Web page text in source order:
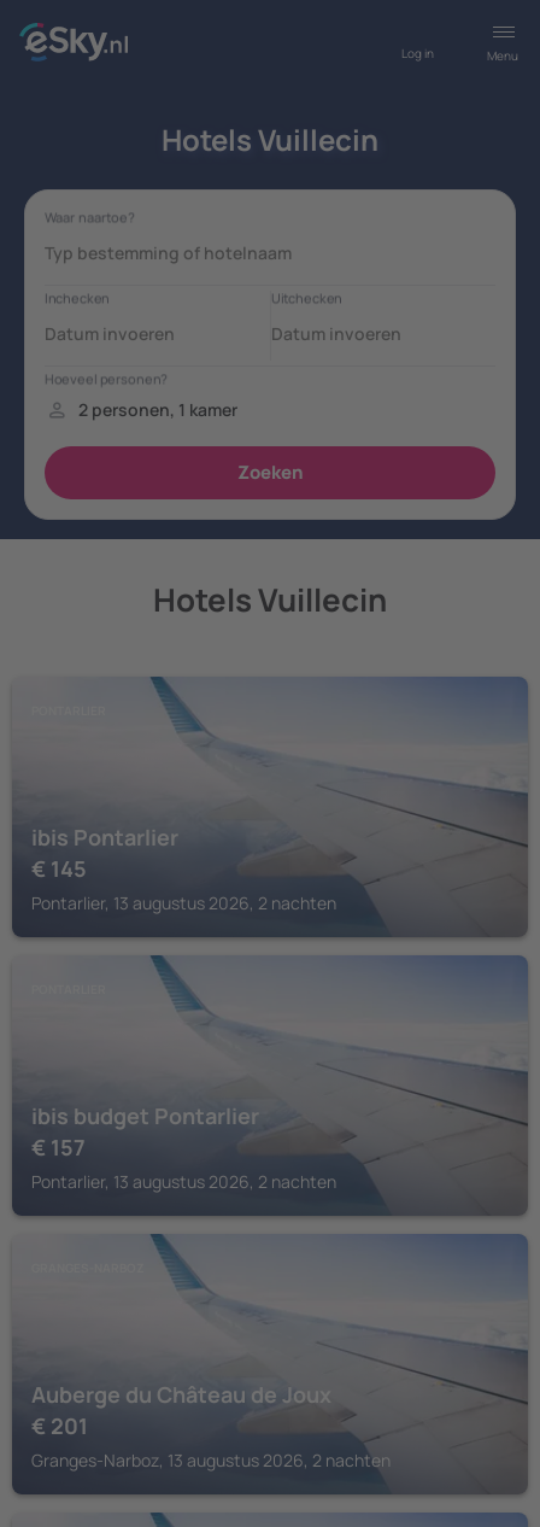
Menu
Log in
Hotels Vuillecin
Hotels Vuillecin
ibis Pontarlier
€ 145
Pontarlier, 13 augustus 2026, 2 nachten
ibis budget Pontarlier
€ 157
Pontarlier, 13 augustus 2026, 2 nachten
Auberge du Château de Joux
€ 201
Granges-Narboz, 13 augustus 2026, 2 nachten